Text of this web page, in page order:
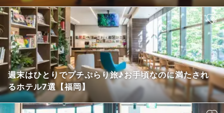
週末はひとりでプチぷらり旅♪お手頃なのに満たされ
るホテル7選【福岡】